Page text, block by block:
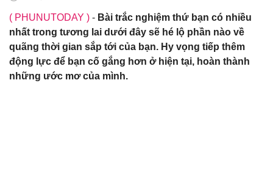
( PHUNUTODAY ) - Bài trắc nghiệm thứ bạn có nhiều
nhất trong tương lai dưới đây sẽ hé lộ phần nào về
quãng thời gian sắp tới của bạn. Hy vọng tiếp thêm
động lực để bạn cố gắng hơn ở hiện tại, hoàn thành
những ước mơ của mình.